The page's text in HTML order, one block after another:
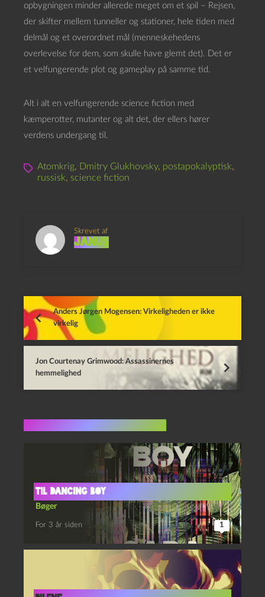
opbygningen minder allerede meget om et spil – Rejsen,
der skifter mellem tunneller og stationer, hele tiden med
delmål og et overordnet mål (menneskehedens
overlevelse for dem, som skulle have glemt det). Det er
et velfungerende plot og gameplay på samme tid.
Alt i alt en velfungerende science fiction med
kæmperotter, mutanter og alt det, der ellers hører
verdens undergang til.
Atomkrig, Dmitry Glukhovsky, postapokalyptisk,
russisk, science fiction
Skrevet af
Janus
Anders Jørgen Mogensen: Virkeligheden er ikke
virkelig
Jon Courtenay Grimwood: Assassinernes
hemmelighed
Til Dancing Boy
Bøger
For 3 år siden 1